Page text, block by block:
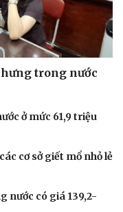
trong nước
ở mức 61,9 triệu
cơ sở giết mổ nhỏ lẻ
nước có giá 139,2-